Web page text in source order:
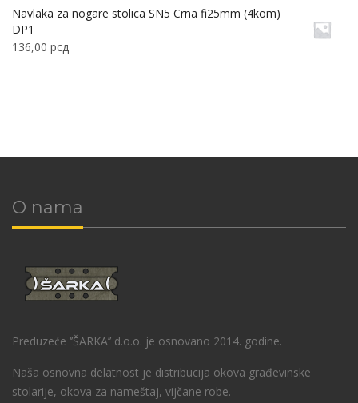
Navlaka za nogare stolica SN5 Crna fi25mm (4kom)
DP1
136,00 рсд
O nama
Preduzeće ‘’ŠARKA’’ d.o.o. je osnovano 2014. godine.
Naša osnovna delatnost je distribucija okova građevinske
stolarije, okova za nameštaj, vijčane robe.